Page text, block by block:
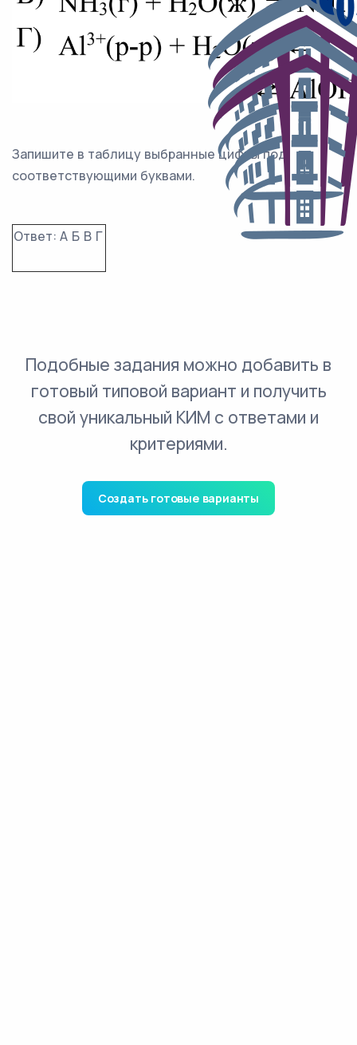
Запишите в таблицу выбранные цифры под
соответствующими буквами.
Ответ: А Б В Г
Подобные задания можно добавить в
готовый типовой вариант и получить
свой уникальный КИМ с ответами и
критериями.
Создать готовые варианты